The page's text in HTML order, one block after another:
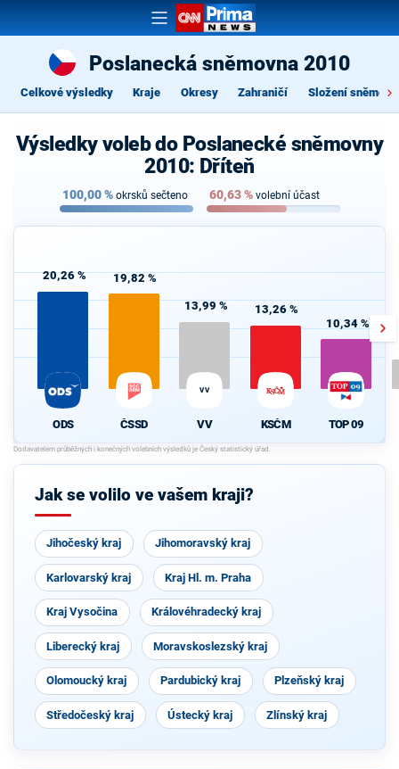
Poslanecká sněmovna 2010
Celkové výsledky Kraje Okresy Zahraničí Složení
Výsledky voleb do Poslanecké sněmovny
2010: Dříteň
100,00% okrsků sečteno 60,63% volební účast
20,26 %
ODS
19,82 %
ČSSD
13,99 %
VV
VV
13,26 %
KSČM
10,34 %
TOP 09
Jak se volilo ve vašem kraji?
Jihočeský kraj Jihomoravský kraj
Karlovarský kraj Kraj Hl. m. Praha
Kraj Vysočina Královéhradecký kraj
Liberecký kraj Moravskoslezský kraj
Olomoucký kraj Pardubický kraj Plzeňský kraj
Středočeský kraj Ústecký kraj Zlínský kraj